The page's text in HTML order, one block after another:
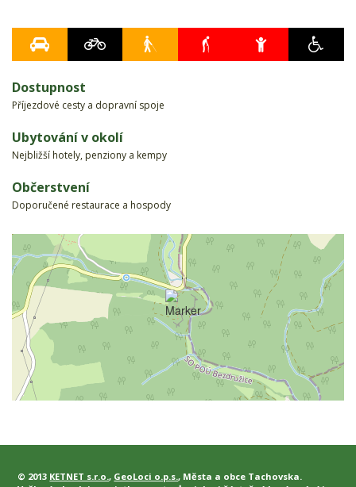
Dostupnost
Příjezdové cesty a dopravní spoje
Ubytování v okolí
Nejbližší hotely, penziony a kempy
Občerstvení
Doporučené restaurace a hospody
© 2013 KETNET s.r.o., GeoLoci o.p.s., Města a obce Tachovska.